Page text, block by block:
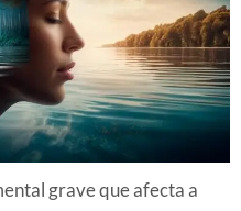
grave que afecta a